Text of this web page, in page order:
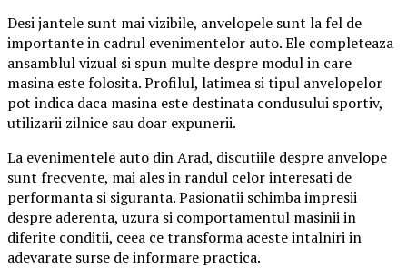
Desi jantele sunt mai vizibile, anvelopele sunt la fel de
importante in cadrul evenimentelor auto. Ele completeaza
ansamblul vizual si spun multe despre modul in care
masina este folosita. Profilul, latimea si tipul anvelopelor
pot indica daca masina este destinata condusului sportiv,
utilizarii zilnice sau doar expunerii.
La evenimentele auto din Arad, discutiile despre anvelope
sunt frecvente, mai ales in randul celor interesati de
performanta si siguranta. Pasionatii schimba impresii
despre aderenta, uzura si comportamentul masinii in
diferite conditii, ceea ce transforma aceste intalniri in
adevarate surse de informare practica.